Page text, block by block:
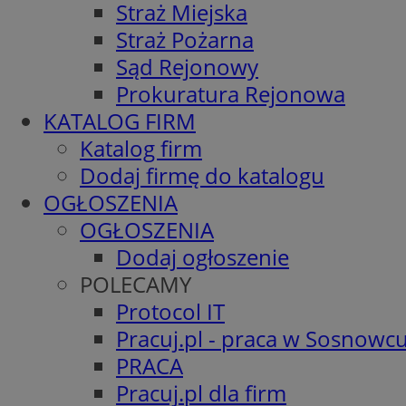
Straż Miejska
Straż Pożarna
Sąd Rejonowy
Prokuratura Rejonowa
KATALOG FIRM
Katalog firm
Dodaj firmę do katalogu
OGŁOSZENIA
OGŁOSZENIA
Dodaj ogłoszenie
POLECAMY
Protocol IT
Pracuj.pl - praca w
PRACA
Pracuj.pl dla firm